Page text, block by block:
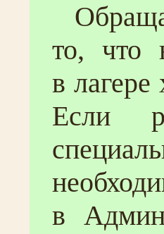
то, что
в лагере
Если
в